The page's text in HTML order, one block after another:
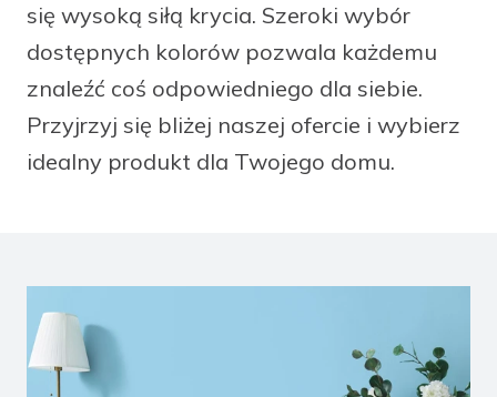
się wysoką siłą krycia. Szeroki wybór
dostępnych kolorów pozwala każdemu
znaleźć coś odpowiedniego dla siebie.
Przyjrzyj się bliżej naszej ofercie i wybierz
idealny produkt dla Twojego domu.